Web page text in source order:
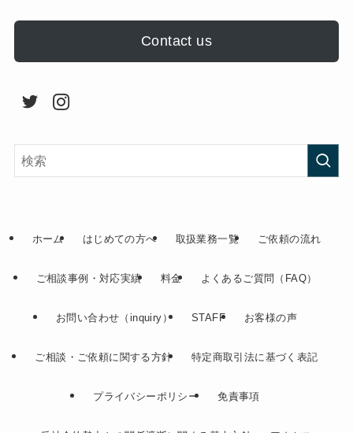
Contact us
ホーム はじめての方へ 取扱業務一覧 ご依頼の流れ
ご相談事例・対応実績 料金 よくあるご質問（FAQ）
お問い合わせ（inquiry） STAFF お客様の声
ご相談・ご依頼に関する方針 特定商取引法に基づく表記
プライバシーポリシー 免責事項